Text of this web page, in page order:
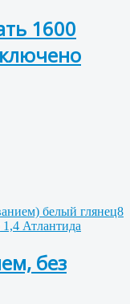
1600
Атлантида
без